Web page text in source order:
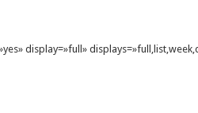
display=»full»